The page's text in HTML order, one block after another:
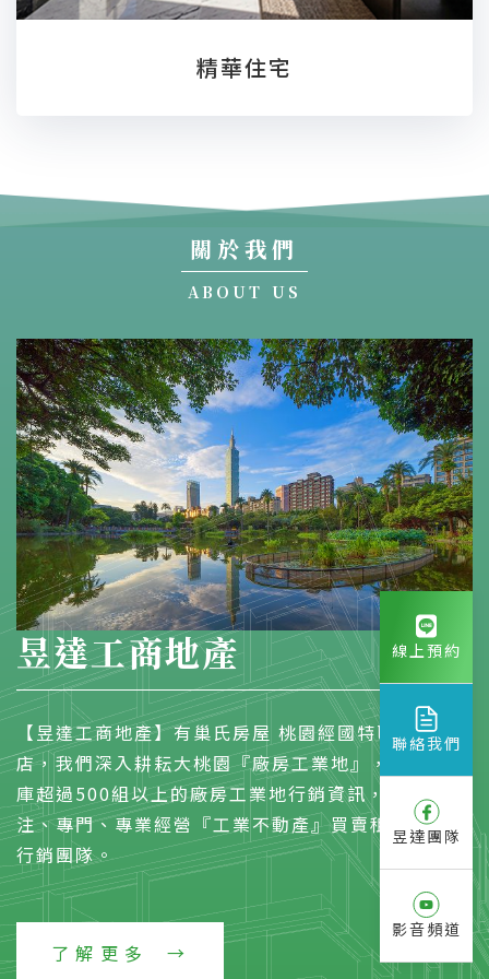
精華住宅
關於我們
ABOUT US
昱達工商地產
【昱達工商地產】有巢氏房屋 桃園經國特區加盟
店，我們深入耕耘大桃園『廠房工業地』，物件資料
庫超過500組以上的廠房工業地行銷資訊，是一個專
注、專門、專業經營『工業不動產』買賣租賃的開發
行銷團隊。
了解更多
線上預約
聯絡我們
昱達團隊
影音頻道